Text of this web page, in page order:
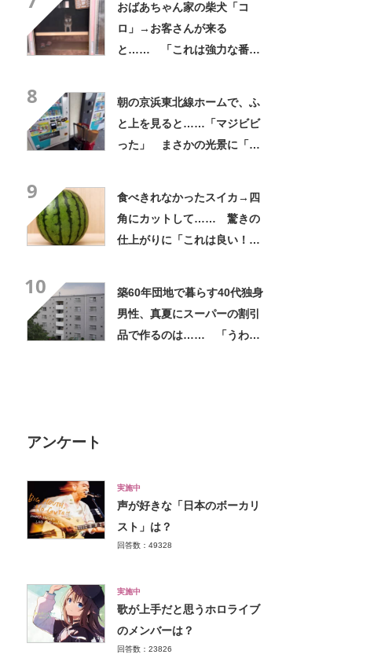
おばあちゃん家の柴犬「コ
ロ」→お客さんが来る
と…… 「これは強力な番犬
8
朝の京浜東北線ホームで、ふ
と上を見ると……「マジビビ
った」 まさかの光景に「こ
9
食べきれなかったスイカ→四
角にカットして…… 驚きの
仕上がりに「これは良い！」
10
築60年団地で暮らす40代独身
男性、真夏にスーパーの割引
品で作るのは…… 「うわ
アンケート
実施中
声が好きな「日本のボーカリ
スト」は？
回答数：49328
実施中
歌が上手だと思うホロライブ
のメンバーは？
回答数：23826